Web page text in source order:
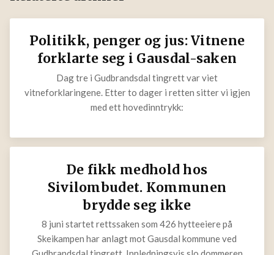
Politikk, penger og jus: Vitnene
forklarte seg i Gausdal-saken
Dag tre i Gudbrandsdal tingrett var viet
vitneforklaringene. Etter to dager i retten sitter vi igjen
med ett hovedinntrykk:
De fikk medhold hos
Sivilombudet. Kommunen
brydde seg ikke
8 juni startet rettssaken som 426 hytteeiere på
Skeikampen har anlagt mot Gausdal kommune ved